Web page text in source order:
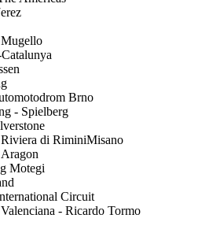
Brno
- Spielberg
di RiminiMisano
Motegi
Circuit
- Ricardo Tormo